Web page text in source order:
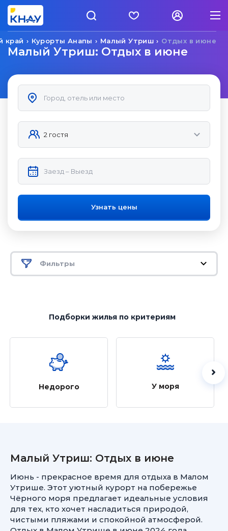
Отдых в июне
Малый Утриш
Курорты Анапы
край
Малый Утриш: Отдых в июне
Узнать цены
Фильтры
Подборки жильяпо критериям
Недорого У моря
Малый Утриш: Отдых в июне
Июнь - прекрасное время для отдыха в Малом
Утрише. Этот уютный курорт на побережье
Чёрного моря предлагает идеальные условия
для тех, кто хочет насладиться природой,
чистыми пляжами и спокойной атмосферой.